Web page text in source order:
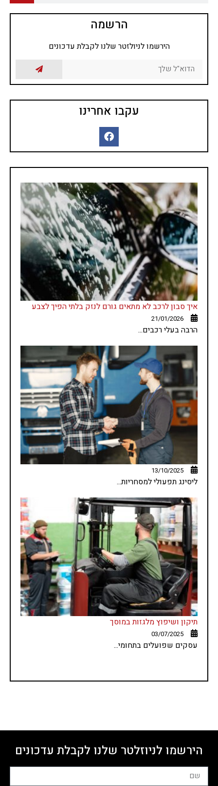
הרשמה
הירשמו לניולזטר שלנו לקבלת עדכונים
עקבו אחרינו
איך סבון לרכב לא מתאים גורם לנזק בלתי הפיך לצבע
21/01/2026
הרבה בעלי רכבים...
13/10/2025
ליסינג תפעולי למסחריות...
תיקון ושיפוץ מלגזות במוסך
03/07/2025
עסקים שפועלים בתחומי...
הירשמו לניוזלטר שלנו לקבלת עדכונים